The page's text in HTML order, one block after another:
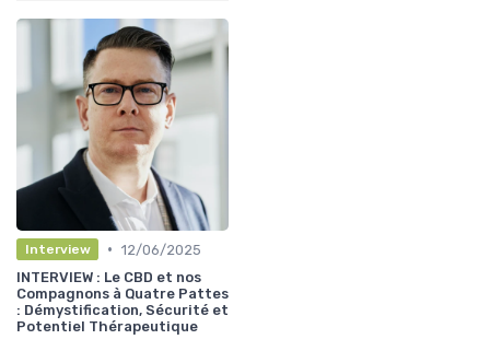
Interview • 12/06/2025
INTERVIEW : Le CBD et nos
Compagnons à Quatre Pattes
: Démystification, Sécurité et
Potentiel Thérapeutique